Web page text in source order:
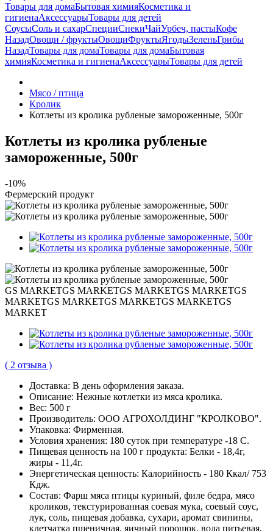
Товары для домаБытовая химияКосметика и
гигиенаАксессуарыТовары для детей
СоусыСоль и сахарСпецииСнекиЧайУрбеч, пастыКофе
НазадОвощи / фруктыОвощиФруктыЯгодыЗеленьГрибы
НазадТовары для домаТовары для домаБытовая
химияКосметика и гигиенаАксессуарыТовары для детей
Мясо / птица
Кролик
Котлеты из кролика рубленые замороженные, 500г
Котлеты из кролика рубленые
замороженные, 500г
-10%
Фермерский продукт
GS MARKETGS MARKETGS MARKETGS MARKETGS
MARKETGS MARKETGS MARKETGS MARKETGS
MARKET
( 2 отзыва )
Доставка: В день оформления заказа.
Описание: Нежные котлетки из мяса кролика.
Вес: 500 г
Производитель: ООО АГРОХОЛДИНГ "КРОЛКОВО".
Упаковка: Фирменная.
Условия хранения: 180 суток при температуре -18 С.
Пищевая ценность на 100 г продукта: Белки - 18,4г,
жиры - 11,4г.
Энергетическая ценность: Калорийность - 180 Ккал/ 753
Кдж.
Cостав: Фарш мяса птицы куриный, филе бедра, мясо
кроликов, текстурированная соевая мука, соевый соус,
лук, соль, пищевая добавка, сухари, аромат свинины,
клетчатка пшеничная, яичный порошок, вода питьевая,